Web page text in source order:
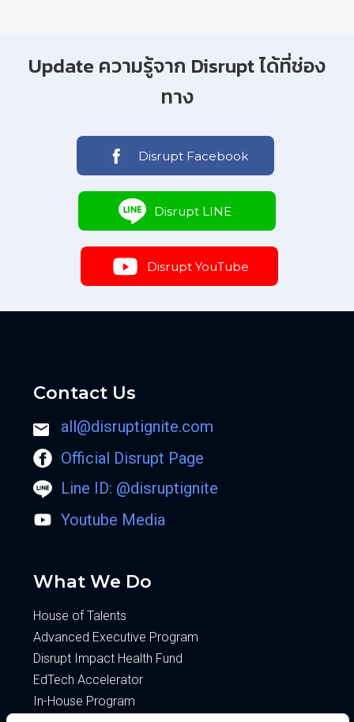
Update ความรู้จาก Disrupt ได้ที่ช่อง
ทาง
Disrupt Facebook
Disrupt LINE
Disrupt YouTube
Contact Us
all@disruptignite.com
Official Disrupt Page
Line ID: @disruptignite
Youtube Media
What We Do
House of Talents
Advanced Executive Program
Disrupt Impact Health Fund
EdTech Accelerator
In-House Program